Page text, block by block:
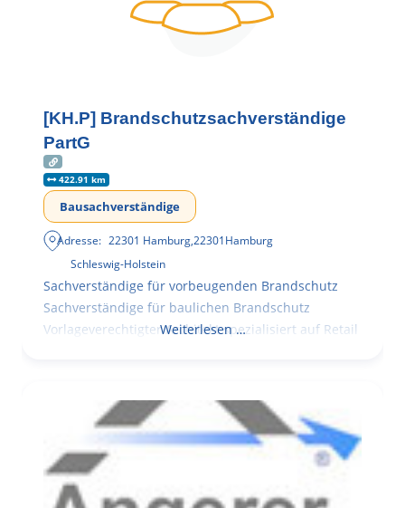
[KH.P] Brandschutzsachverständige
PartG
422.91 km
Bausachverständige
Adresse: 22301 Hamburg,22301Hamburg
Schleswig-Holstein
Sachverständige für vorbeugenden Brandschutz
Sachverständige für baulichen Brandschutz
Vorlageverechtigter Architekt spezialisiert auf Retail
Weiterlesen …